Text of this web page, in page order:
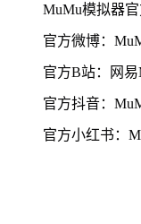
MuMu模拟器官
官方微博：
官方B站：网
官方抖音：
官方小红书：